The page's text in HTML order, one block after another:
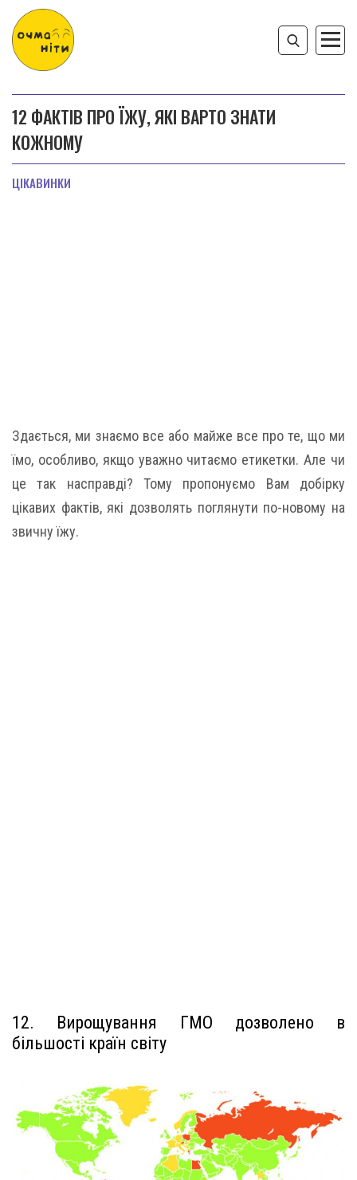
12 ФАКТІВ ПРО ЇЖУ, ЯКІ ВАРТО ЗНАТИ
КОЖНОМУ
ЦІКАВИНКИ
Здається, ми знаємо все або майже все про те, що ми
їмо, особливо, якщо уважно читаємо етикетки. Але чи
це так насправді? Тому пропонуємо Вам добірку
цікавих фактів, які дозволять поглянути по-новому на
звичну їжу.
12. Вирощування ГМО дозволено в
більшості країн світу